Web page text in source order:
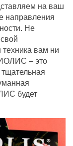
на ваш
направления
Не
техника вам ни
– это
будет